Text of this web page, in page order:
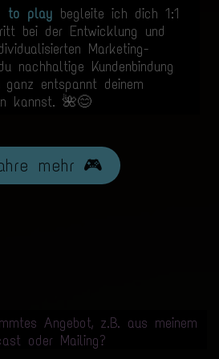
to play begleite ich dich 1:1
bei der Entwicklung und
Marketing-
nachhaltige Kundenbindung
entspannt deinem
kannst. 🌺😊
mehr 🎮
Angebot, z.B. aus meinem
oder Mailing?